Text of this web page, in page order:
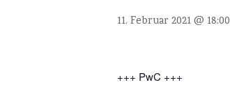
11. Februar 2021 @ 18:00
+++ PwC +++